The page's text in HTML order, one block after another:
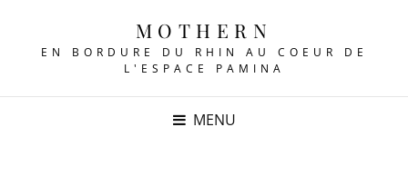
MOTHERN
EN BORDURE DU RHIN AU COEUR DE
L'ESPACE PAMINA
MENU